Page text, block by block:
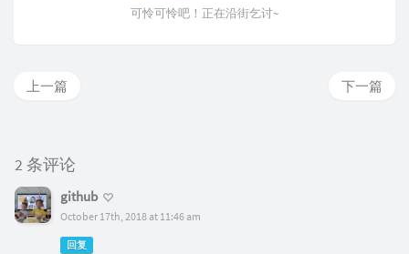
可怜可怜吧！正在沿街乞讨~
下一篇
上一篇
2 条评论
github
October 17th, 2018 at 11:46 am
回复